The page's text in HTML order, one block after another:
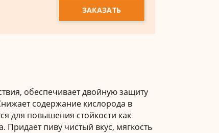
ЗАКАЗАТЬ
обеспечивает двойную защиту
содержание кислорода в
для повышения стойкости как
Придает пиву чистый вкус, мягкость